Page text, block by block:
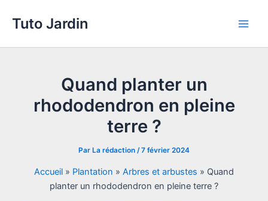
Tuto Jardin
Quand planter un
rhododendron en pleine
terre ?
Par La rédaction /7 février 2024
Accueil » Plantation » Arbres et arbustes » Quand
planter un rhododendron en pleine terre ?